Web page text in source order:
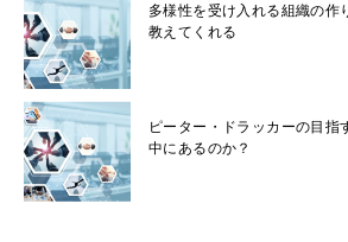
多様性を受け入れる組織の作
教えてくれる
ピーター・ドラッカーの目指
中にあるのか？